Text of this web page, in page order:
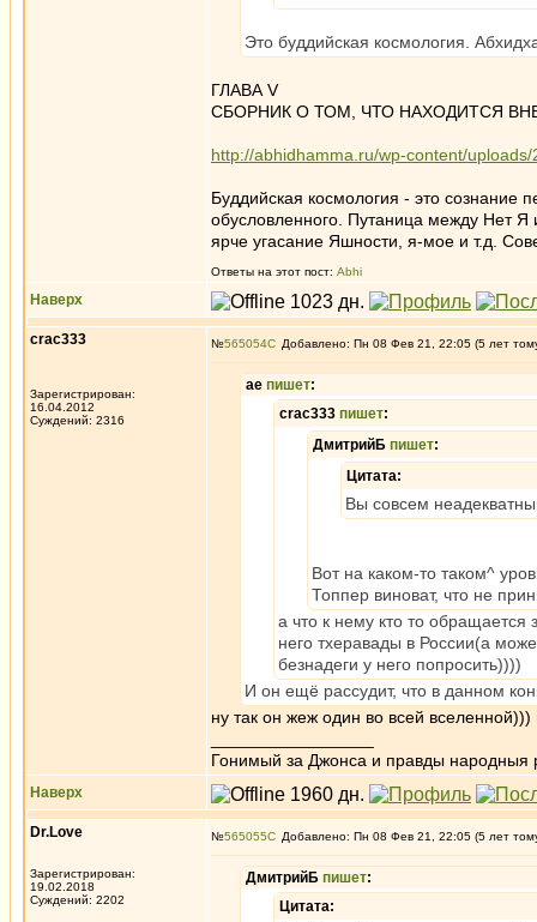
Это буддийская космология.
ГЛАВА V
СБОРНИК О ТОМ, ЧТО НАХОДИТСЯ
http://abhidhamma.ru/wp-content/
Буддийская космология - это сознание
обусловленного. Путаница между Нет
ярче угасание Яшности, я-мое и т.д.
Ответы на этот пост: Abhi
Наверх
crac333
Зарегистрирован:
16.04.2012
Суждений: 2316
№565054 Добавлено: Пн 08 Фев 21, 22:05 (5 лет
ae пишет:
crac333 пишет:
ДмитрийБ пишет:
Цитата:
Вы совсем
Вот на каком-то таком^
Топпер виноват, что не
а что к нему кто то
него тхеравады в России(а
безнадеги у него попросить))))
И он ещё рассудит, что в данном
ну так он жеж один во всей вселенной)))
Гонимый за Джонса и правды народныя
Наверх
Dr.Love
Зарегистрирован:
19.02.2018
Суждений: 2202
№565055 Добавлено: Пн 08 Фев 21, 22:05 (5 лет
ДмитрийБ пишет:
Цитата: